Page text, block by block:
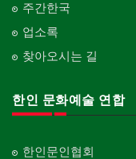
주간한국
업소록
찾아오시는 길
한인 문화예술 연합
한인문인협회